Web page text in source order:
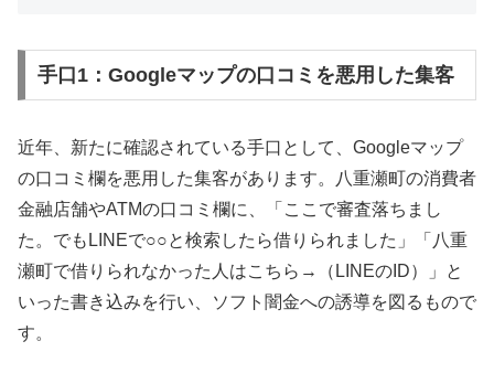
手口1：Googleマップの口コミを悪用した集客
近年、新たに確認されている手口として、Googleマップ
の口コミ欄を悪用した集客があります。八重瀬町の消費者
金融店舗やATMの口コミ欄に、「ここで審査落ちまし
た。でもLINEで○○と検索したら借りられました」「八重
瀬町で借りられなかった人はこちら→（LINEのID）」と
いった書き込みを行い、ソフト闇金への誘導を図るもので
す。